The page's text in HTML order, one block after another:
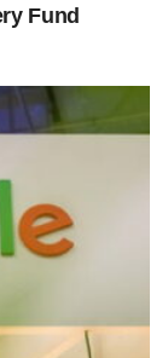
Fund